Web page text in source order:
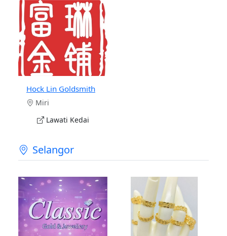
Hock Lin Goldsmith
Miri
Lawati Kedai
Selangor